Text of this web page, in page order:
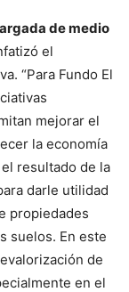
de medio
el
“Para Fundo El
mejorar el
la economía
resultado de la
darle utilidad
propiedades
suelos. En este
de
en el